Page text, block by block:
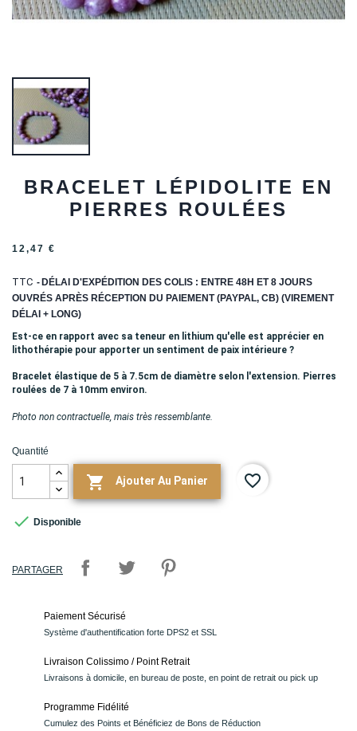
BRACELET LÉPIDOLITE EN
PIERRES ROULÉES
12,47 €
TTC
DÉLAI D'EXPÉDITION DES COLIS : ENTRE 48H ET 8 JOURS
OUVRÉS APRÈS RÉCEPTION DU PAIEMENT (PAYPAL, CB) (VIREMENT
DÉLAI + LONG)
Est-ce en rapport avec sa teneur en lithium qu'elle est apprécier en
lithothérapie pour apporter un sentiment de paix intérieure ?
Bracelet élastique de 5 à 7.5cm de diamètre selon l'extension. Pierres
roulées de 7 à 10mm environ.
Photo non contractuelle, mais très ressemblante.
Quantité
 Ajouter Au Panier favorite_border
 Disponible
PARTAGER
Paiement Sécurisé
Système d'authentification forte DPS2 et SSL
Livraison Colissimo / Point Retrait
Livraisons à domicile, en bureau de poste, en point de retrait ou pick up
Programme Fidélité
Cumulez des Points et Bénéficiez de Bons de Réduction